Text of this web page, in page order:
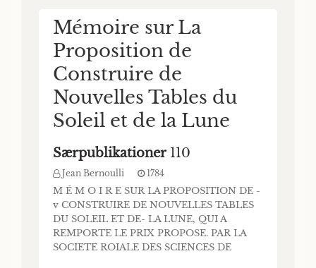
Mémoire sur La
Proposition de
Construire de
Nouvelles Tables du
Soleil et de la Lune
Særpublikationer 110
Jean Bernoulli 1784
M É M O I R E SUR LA PROPOSITION DE -
v CONSTRUIRE DE NOUVELLES TABLES
DU SOLEIL ET DE- LA LUNE, QUI A
REMPORTE LE PRIX PROPOSE. PAR LA
SOCIETE ROIALE DES SCIENCES DE